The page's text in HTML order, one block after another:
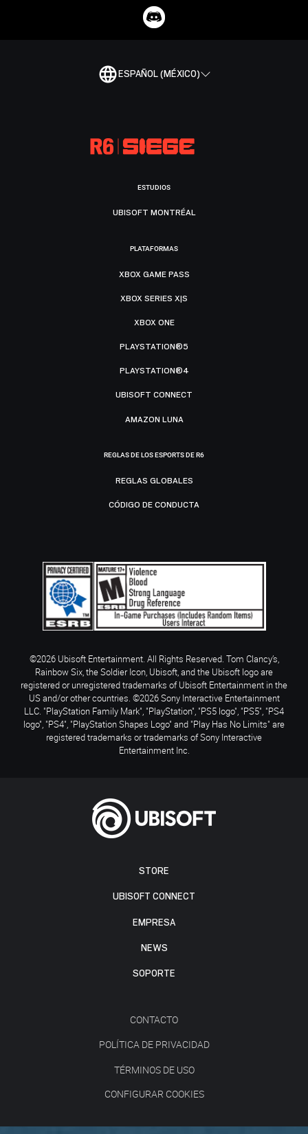
ESPAÑOL (MÉXICO)
STORE
UBISOFT CONNECT
EMPRESA
NEWS
SOPORTE
CONTACTO
POLÍTICA DE PRIVACIDAD
TÉRMINOS DE USO
CONFIGURAR COOKIES
ESTUDIOS
UBISOFT MONTRÉAL
PLATAFORMAS
XBOX GAME PASS
XBOX SERIES X|S
XBOX ONE
PLAYSTATION®5
PLAYSTATION®4
UBISOFT CONNECT
AMAZON LUNA
REGLAS DE LOS ESPORTS DE R6
REGLAS GLOBALES
CÓDIGO DE CONDUCTA
©2026 Ubisoft Entertainment. All Rights Reserved. Tom Clancy’s,
Rainbow Six, the Soldier Icon, Ubisoft, and the Ubisoft logo are
registered or unregistered trademarks of Ubisoft Entertainment in the
US and/or other countries. ©2026 Sony Interactive Entertainment
LLC. "PlayStation Family Mark", "PlayStation", "PS5 logo", "PS5", "PS4
logo", "PS4", "PlayStation Shapes Logo" and "Play Has No Limits" are
registered trademarks or trademarks of Sony Interactive
Entertainment Inc.